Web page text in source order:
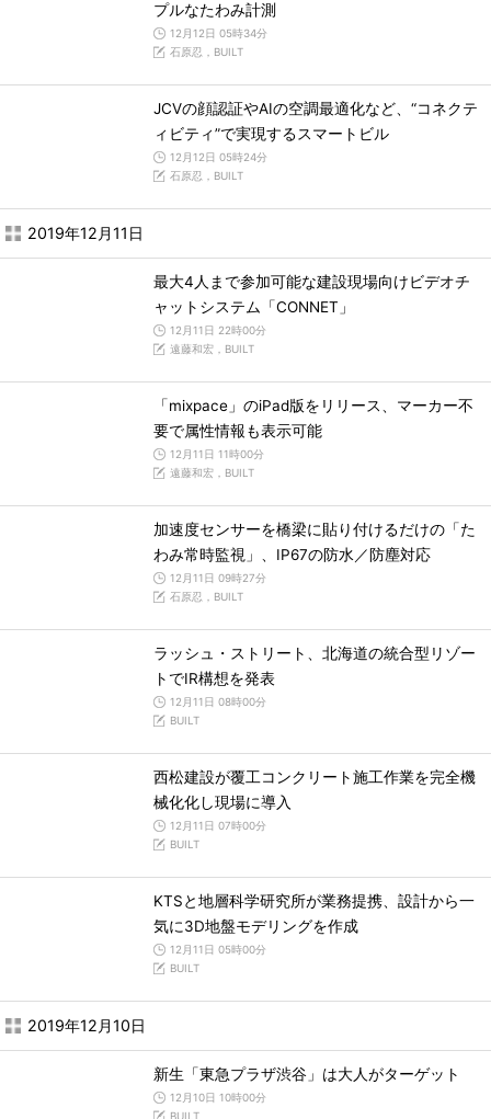
プルなたわみ計測
12月12日 05時34分
石原忍，BUILT
JCVの顔認証やAIの空調最適化など、“コネクテ
ィビティ”で実現するスマートビル
12月12日 05時24分
石原忍，BUILT
2019年12月11日
最大4人まで参加可能な建設現場向けビデオチ
ャットシステム「CONNET」
12月11日 22時00分
遠藤和宏，BUILT
「mixpace」のiPad版をリリース、マーカー不
要で属性情報も表示可能
12月11日 11時00分
遠藤和宏，BUILT
加速度センサーを橋梁に貼り付けるだけの「た
わみ常時監視」、IP67の防水／防塵対応
12月11日 09時27分
石原忍，BUILT
ラッシュ・ストリート、北海道の統合型リゾー
トでIR構想を発表
12月11日 08時00分
BUILT
西松建設が覆工コンクリート施工作業を完全機
械化化し現場に導入
12月11日 07時00分
BUILT
KTSと地層科学研究所が業務提携、設計から一
気に3D地盤モデリングを作成
12月11日 05時00分
BUILT
2019年12月10日
新生「東急プラザ渋谷」は大人がターゲット
12月10日 10時00分
BUILT